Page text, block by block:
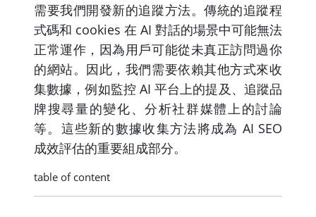
需要我們開發新的追蹤方法。傳統的追蹤程
式碼和 cookies 在 AI 對話的場景中可能無法
正常運作，因為用戶可能從未真正訪問過你
的網站。因此，我們需要依賴其他方式來收
集數據，例如監控 AI 平台上的提及、追蹤品
牌搜尋量的變化、分析社群媒體上的討論
等。這些新的數據收集方法將成為 AI SEO
成效評估的重要組成部分。
table of content